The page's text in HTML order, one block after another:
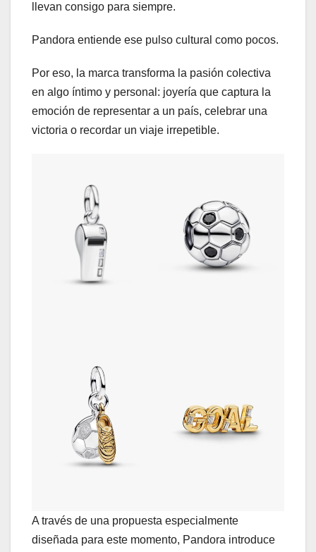
llevan consigo para siempre.
Pandora entiende ese pulso cultural como pocos.
Por eso, la marca transforma la pasión colectiva
en algo íntimo y personal: joyería que captura la
emoción de representar a un país, celebrar una
victoria o recordar un viaje irrepetible.
A través de una propuesta especialmente
diseñada para este momento, Pandora introduce